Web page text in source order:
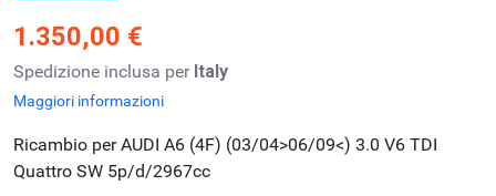
1.350,00 €
Spedizione inclusa per Italy
Maggiori informazioni
Ricambio per AUDI A6 (4F) (03/04>06/09<) 3.0 V6 TDI
Quattro SW 5p/d/2967cc